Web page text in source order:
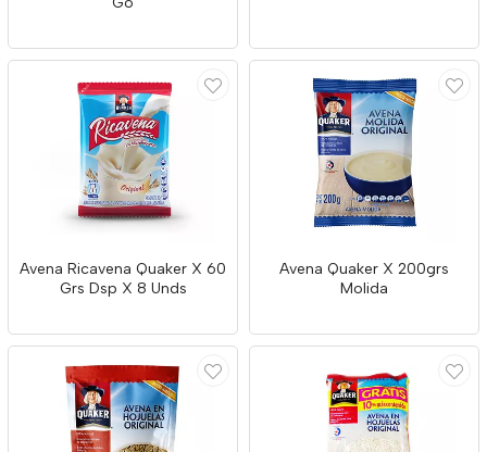
Avena Ricavena Quaker X 60
Grs Dsp X 8 Unds
Avena Quaker X 200grs
Molida